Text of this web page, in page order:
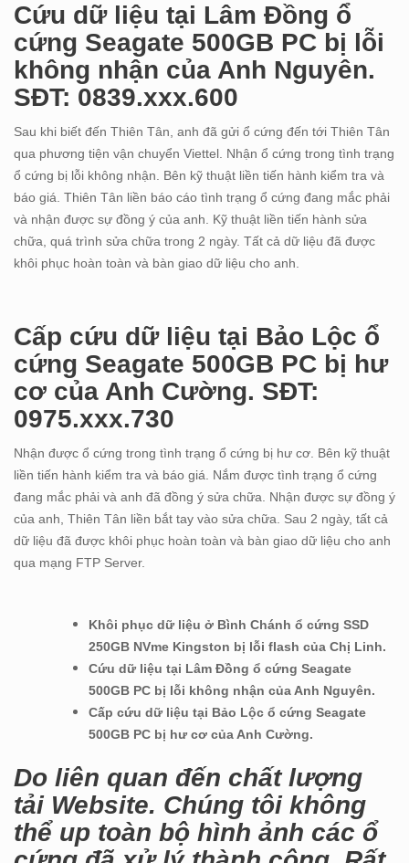
Cứu dữ liệu tại Lâm Đồng ổ
cứng Seagate 500GB PC bị lỗi
không nhận của Anh Nguyên.
SĐT: 0839.xxx.600
Sau khi biết đến Thiên Tân, anh đã gửi ổ cứng đến tới Thiên Tân
qua phương tiện vận chuyển Viettel. Nhận ổ cứng trong tình trạng
ổ cứng bị lỗi không nhận. Bên kỹ thuật liền tiến hành kiểm tra và
báo giá. Thiên Tân liền báo cáo tình trạng ổ cứng đang mắc phải
và nhận được sự đồng ý của anh. Kỹ thuật liền tiến hành sửa
chữa, quá trình sửa chữa trong 2 ngày. Tất cả dữ liệu đã được
khôi phục hoàn toàn và bàn giao dữ liệu cho anh.
Cấp cứu dữ liệu tại Bảo Lộc ổ
cứng Seagate 500GB PC bị hư
cơ của Anh Cường. SĐT:
0975.xxx.730
Nhận được ổ cứng trong tình trạng ổ cứng bị hư cơ. Bên kỹ thuật
liền tiến hành kiểm tra và báo giá. Nắm được tình trạng ổ cứng
đang mắc phải và anh đã đồng ý sửa chữa. Nhận được sự đồng ý
của anh, Thiên Tân liền bắt tay vào sửa chữa. Sau 2 ngày, tất cả
dữ liệu đã được khôi phục hoàn toàn và bàn giao dữ liệu cho anh
qua mạng FTP Server.
Khôi phục dữ liệu ở Bình Chánh ổ cứng SSD
250GB NVme Kingston bị lỗi flash của Chị Linh.
Cứu dữ liệu tại Lâm Đồng ổ cứng Seagate
500GB PC bị lỗi không nhận của Anh Nguyên.
Cấp cứu dữ liệu tại Bảo Lộc ổ cứng Seagate
500GB PC bị hư cơ của Anh Cường.
Do liên quan đến chất lượng
tải Website. Chúng tôi không
thể up toàn bộ hình ảnh các ổ